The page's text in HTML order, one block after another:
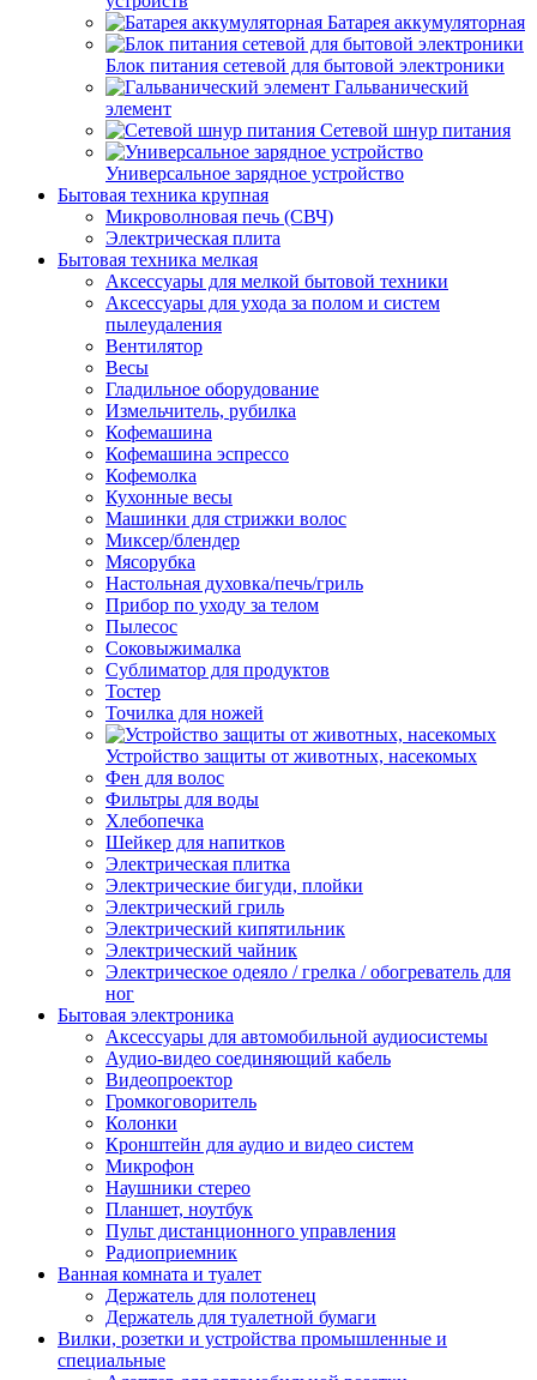
Батарея аккумуляторная
Блок питания сетевой для бытовой электроники
Гальванический
элемент
Сетевой шнур питания
Универсальное зарядное устройство
Бытовая техника крупная
Микроволновая печь (СВЧ)
Электрическая плита
Бытовая техника мелкая
Аксессуары для мелкой бытовой техники
Аксессуары для ухода за полом и систем
пылеудаления
Вентилятор
Весы
Гладильное оборудование
Измельчитель, рубилка
Кофемашина
Кофемашина эспрессо
Кофемолка
Кухонные весы
Машинки для стрижки волос
Миксер/блендер
Мясорубка
Настольная духовка/печь/гриль
Прибор по уходу за телом
Пылесос
Соковыжималка
Сублиматор для продуктов
Тостер
Точилка для ножей
Устройство защиты от животных, насекомых
Фен для волос
Фильтры для воды
Хлебопечка
Шейкер для напитков
Электрическая плитка
Электрические бигуди, плойки
Электрический гриль
Электрический кипятильник
Электрический чайник
Электрическое одеяло / грелка / обогреватель для
ног
Бытовая электроника
Аксессуары для автомобильной аудиосистемы
Аудио-видео соединяющий кабель
Видеопроектор
Громкоговоритель
Колонки
Кронштейн для аудио и видео систем
Микрофон
Наушники стерео
Планшет, ноутбук
Пульт дистанционного управления
Радиоприемник
Ванная комната и туалет
Держатель для полотенец
Держатель для туалетной бумаги
Вилки, розетки и устройства промышленные и
специальные